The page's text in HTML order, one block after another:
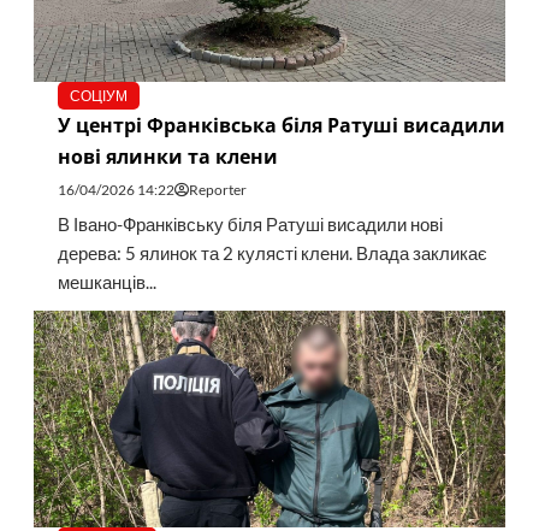
СОЦІУМ
У центрі Франківська біля Ратуші висадили
нові ялинки та клени
16/04/2026 14:22 Reporter
В Івано-Франківську біля Ратуші висадили нові
дерева: 5 ялинок та 2 кулясті клени. Влада закликає
мешканців...